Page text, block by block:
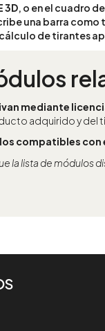
3D, o en el cuadro
una barra
de tirantes
mediante
adquirido y del
compatibles con
la lista de módulos